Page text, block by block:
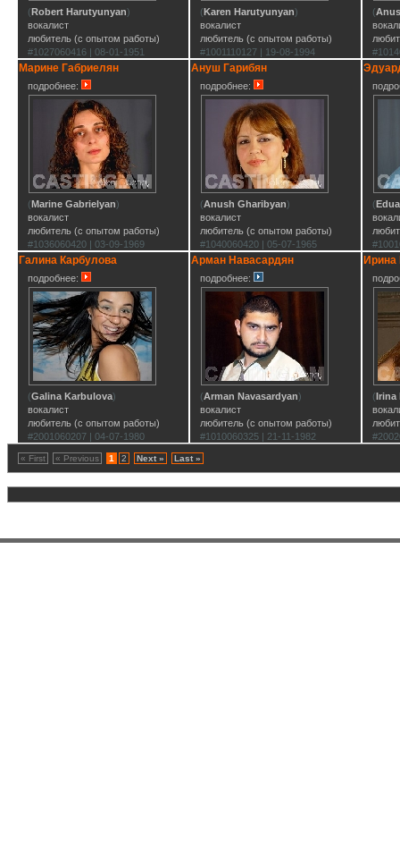
(Robert Harutyunyan)
вокалист
любитель (с опытом работы)
#1027060416 | 08-01-1951
(Karen Harutyunyan)
вокалист
любитель (с опытом работы)
#1001110127 | 19-08-1994
(
Марине Габриелян
подробнее:
(Marine Gabrielyan)
вокалист
любитель (с опытом работы)
#1036060420 | 03-09-1969
Ануш Гарибян
подробнее:
(Anush Gharibyan)
вокалист
любитель (с опытом работы)
#1040060420 | 05-07-1965
(
Галина Карбулова
подробнее:
(Galina Karbulova)
вокалист
любитель (с опытом работы)
#2001060207 | 04-07-1980
Арман Навасардян
подробнее:
(Arman Navasardyan)
вокалист
любитель (с опытом работы)
#1010060325 | 21-11-1982
Ирина
(Irina
« First « Previous 1 2 Next » Last »